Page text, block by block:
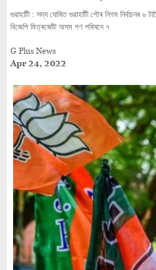
গুৱাহাটী : সদ্য ঘোষিত গুৱাহাটী পৌৰ নিগম নিৰ্বাচনৰ ৬
বিজেপি মিত্ৰজোঁট অসম গণ পৰিষদে ৭
G Plus News
Apr 24, 2022